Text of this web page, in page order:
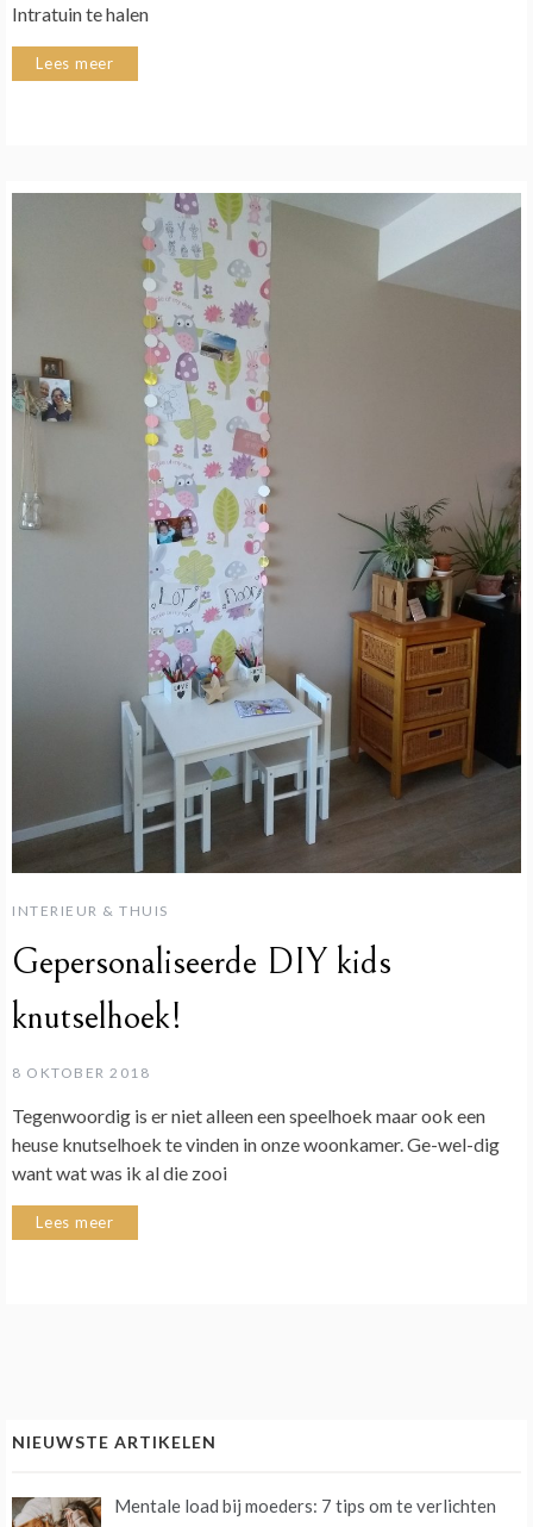
Intratuin te halen
Lees meer
INTERIEUR & THUIS
Gepersonaliseerde DIY kids
knutselhoek!
8 OKTOBER 2018
Tegenwoordig is er niet alleen een speelhoek maar ook een
heuse knutselhoek te vinden in onze woonkamer. Ge-wel-dig
want wat was ik al die zooi
Lees meer
NIEUWSTE ARTIKELEN
Mentale load bij moeders: 7 tips om te verlichten